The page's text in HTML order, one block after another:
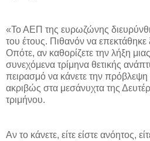
«Το ΑΕΠ της ευρωζώνης
του έτους. Πιθανόν να επεκτάθηκε
Οπότε, αν καθορίζετε την λήξη
συνεχόμενα τρίμηνα θετικής
πειρασμό να κάνετε την πρόβλεψη
ακριβώς στα μεσάνυχτα της
τριμήνου.
Αν το κάνετε, είτε είστε ανόητος,